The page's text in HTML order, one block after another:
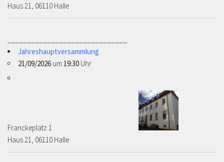
Haus 21, 06110 Halle
Jahreshauptversammlung
21/09/2026 um 19:30 Uhr
Franckeplatz 1 ­­­­
Haus 21, 06110 Halle